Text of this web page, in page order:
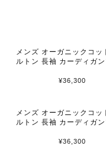
メンズ オーガニックコッ
ルトン 長袖 カーディガ
¥36,300
メンズ オーガニックコッ
ルトン 長袖 カーディガ
¥36,300